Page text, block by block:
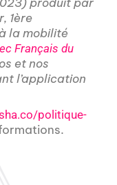
1ère
la mobilité
Français du
et nos
l’application
politique-